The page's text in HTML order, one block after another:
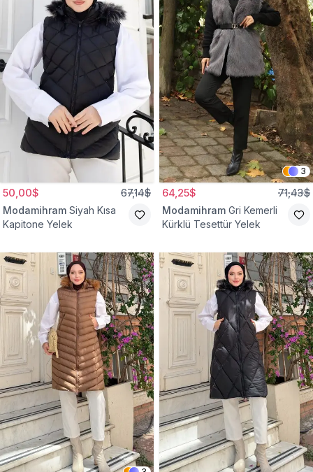
50,00$ 67,14$
Modamihram Siyah Kısa
Kapitone Yelek
3
64,25$ 71,43$
Modamihram Gri Kemerli
Kürklü Tesettür Yelek